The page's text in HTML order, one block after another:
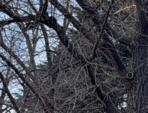
GREEN
MAINTENANCE
グリーンメンテナンス部門
グリーンメンテナンス部門